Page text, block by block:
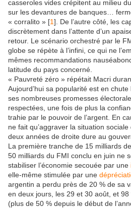
casseroles vides crépitent au milieu
sur les devantures de banques…
« corralito » [1] . De l’autre côté, les
discrètement dans l’attente d’un
retour. Le scénario orchestré par le
globe se répète à l’infini, ce qui ne
mêmes recommandations
latitude du pays concerné.
« Pauvreté zéro » répétait Macri
Aujourd’hui sa popularité est en
ses nombreuses promesses
respectées, une fois de plus la
trahie par le pouvoir de l’argent. En
ne fait qu’aggraver la situation
deux années de droite dure au
La première tranche de 15 milliards
50 milliards du FMI conclu en juin ne
stabiliser l’économie secouée par une
elle-même stimulée par une
argentin a perdu près de 20 % de sa
en deux jours, les 29 et 30 août, et
(plus de 50 % depuis le début de